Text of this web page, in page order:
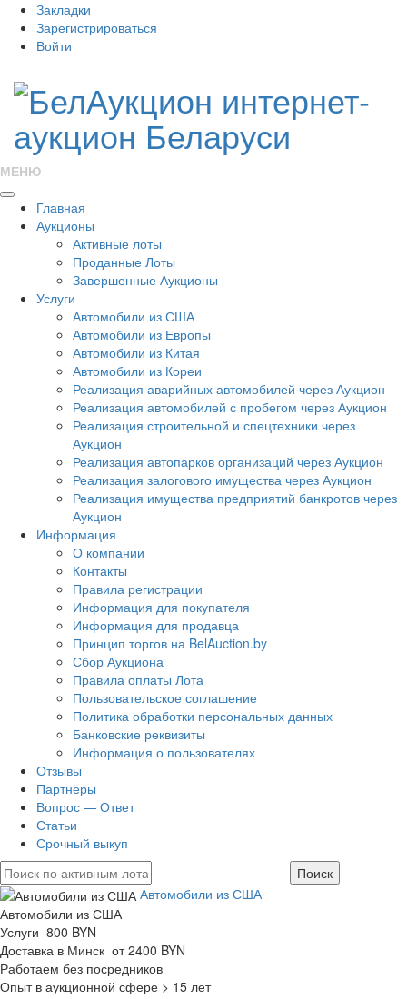
Закладки
Зарегистрироваться
Войти
МЕНЮ
Главная
Аукционы
Активные лоты
Проданные Лоты
Завершенные Аукционы
Услуги
Автомобили из США
Автомобили из Европы
Автомобили из Китая
Автомобили из Кореи
Реализация аварийных автомобилей через Аукцион
Реализация автомобилей с пробегом через Аукцион
Реализация строительной и спецтехники через
Аукцион
Реализация автопарков организаций через Аукцион
Реализация залогового имущества через Аукцион
Реализация имущества предприятий банкротов через
Аукцион
Информация
О компании
Контакты
Правила регистрации
Информация для покупателя
Информация для продавца
Принцип торгов на BelAuction.by
Сбор Аукциона
Правила оплаты Лота
Пользовательское соглашение
Политика обработки персональных данных
Банковские реквизиты
Информация о пользователях
Отзывы
Партнёры
Вопрос — Ответ
Статьи
Срочный выкуп
Автомобили из США
Автомобили из США
Услуги 800 BYN
Доставка в Минск от 2400 BYN
Работаем без посредников
Опыт в аукционной сфере > 15 лет